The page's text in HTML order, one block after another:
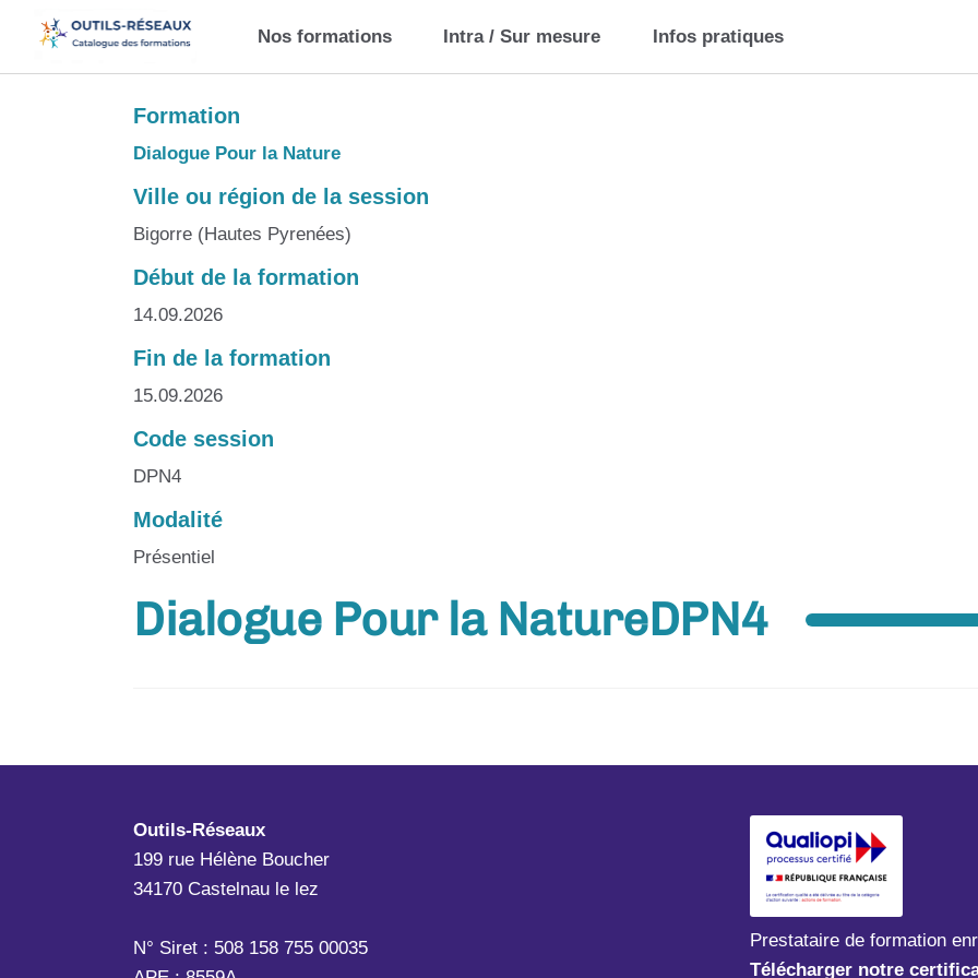
Aller au contenu principal Nos formations Intra / Sur mesure Infos pratiques
Formation
Dialogue Pour la Nature
Ville ou région de la session
Bigorre (Hautes Pyrenées)
Début de la formation
14.09.2026
Fin de la formation
15.09.2026
Code session
DPN4
Modalité
Présentiel
Dialogue Pour la NatureDPN4
Outils-Réseaux
199 rue Hélène Boucher
34170 Castelnau le lez
N° Siret : 508 158 755 00035
Prestataire de formation
Télécharger notre